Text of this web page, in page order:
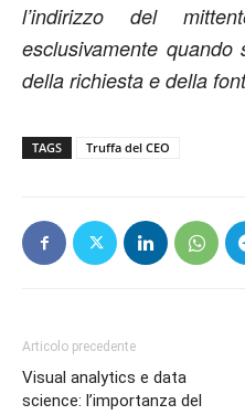
l’indirizzo del
esclusivamente
della richiesta e della
TAGS Truffa del CEO
Articolo precedente
Visual analytics e data
science: l’importanza del